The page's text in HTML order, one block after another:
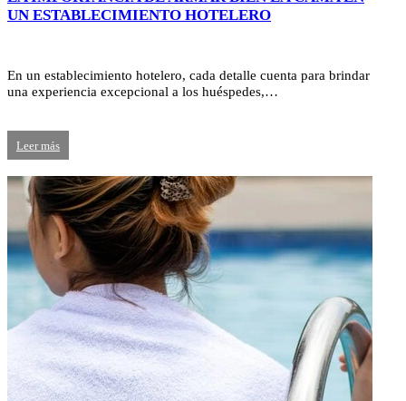
UN ESTABLECIMIENTO HOTELERO
En un establecimiento hotelero, cada detalle cuenta para brindar
una experiencia excepcional a los huéspedes,…
Leer más